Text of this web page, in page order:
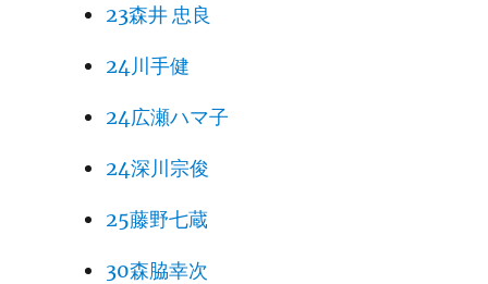
23森井 忠良
24川手健
24広瀬ハマ子
24深川宗俊
25藤野七蔵
30森脇幸次